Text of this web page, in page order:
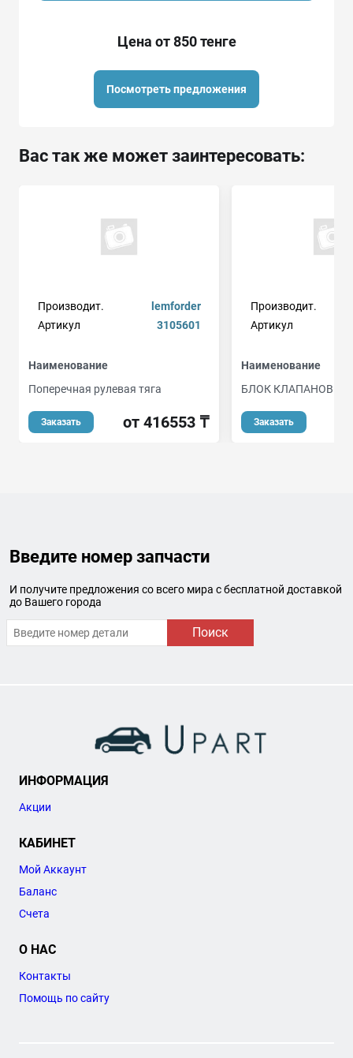
Цена от 850 тенге
Посмотреть предложения
Вас так же может заинтересовать:
Производит.
lemforder
Артикул
3105601
Наименование
Поперечная рулевая тяга
Заказать от 416553 ₸
Производит.
Артикул
Наименование
БЛОК КЛАПАНОВ
Заказать
Введите номер запчасти
И получите предложения со всего мира с бесплатной доставкой
до Вашего города
Поиск
ИНФОРМАЦИЯ
Акции
КАБИНЕТ
Мой Аккаунт
Баланс
Счета
О НАС
Контакты
Помощь по сайту